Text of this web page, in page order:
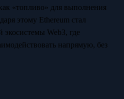
«топливо» для выполнения
этому Ethereum стал
Web3, где
напрямую, без